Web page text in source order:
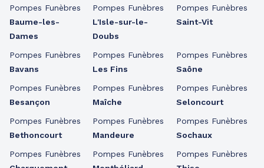
Pompes Funèbres
Baume-les-
Dames
Pompes Funèbres
Bavans
Pompes Funèbres
Besançon
Pompes Funèbres
Bethoncourt
Pompes Funèbres
Pompes Funèbres
L'Isle-sur-le-
Doubs
Pompes Funèbres
Les Fins
Pompes Funèbres
Maîche
Pompes Funèbres
Mandeure
Pompes Funèbres
Pompes Funèbres
Saint-Vit
Pompes Funèbres
Saône
Pompes Funèbres
Seloncourt
Pompes Funèbres
Sochaux
Pompes Funèbres